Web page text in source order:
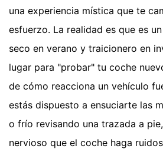
una experiencia mística que te
esfuerzo. La realidad es que es
seco en verano y traicionero en
lugar para "probar" tu coche
de cómo reacciona un vehículo
estás dispuesto a ensuciarte las
o frío revisando una trazada a
nervioso que el coche haga